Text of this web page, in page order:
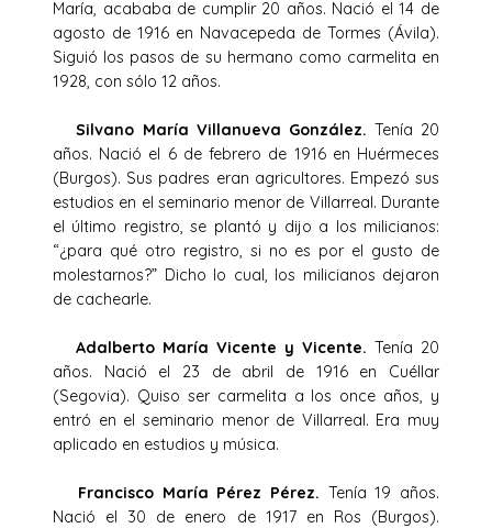
María, acababa de cumplir 20 años. Nació el 14 de
agosto de 1916 en Navacepeda de Tormes (Ávila).
Siguió los pasos de su hermano como carmelita en
1928, con sólo 12 años.
Silvano María Villanueva González. Tenía 20
años. Nació el 6 de febrero de 1916 en Huérmeces
(Burgos). Sus padres eran agricultores. Empezó sus
estudios en el seminario menor de Villarreal. Durante
el último registro, se plantó y dijo a los milicianos:
“¿para qué otro registro, si no es por el gusto de
molestarnos?” Dicho lo cual, los milicianos dejaron
de cachearle.
Adalberto María Vicente y Vicente. Tenía 20
años. Nació el 23 de abril de 1916 en Cuéllar
(Segovia). Quiso ser carmelita a los once años, y
entró en el seminario menor de Villarreal. Era muy
aplicado en estudios y música.
Francisco María Pérez Pérez. Tenía 19 años.
Nació el 30 de enero de 1917 en Ros (Burgos).